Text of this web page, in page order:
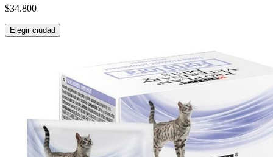
$34.800
Elegir ciudad